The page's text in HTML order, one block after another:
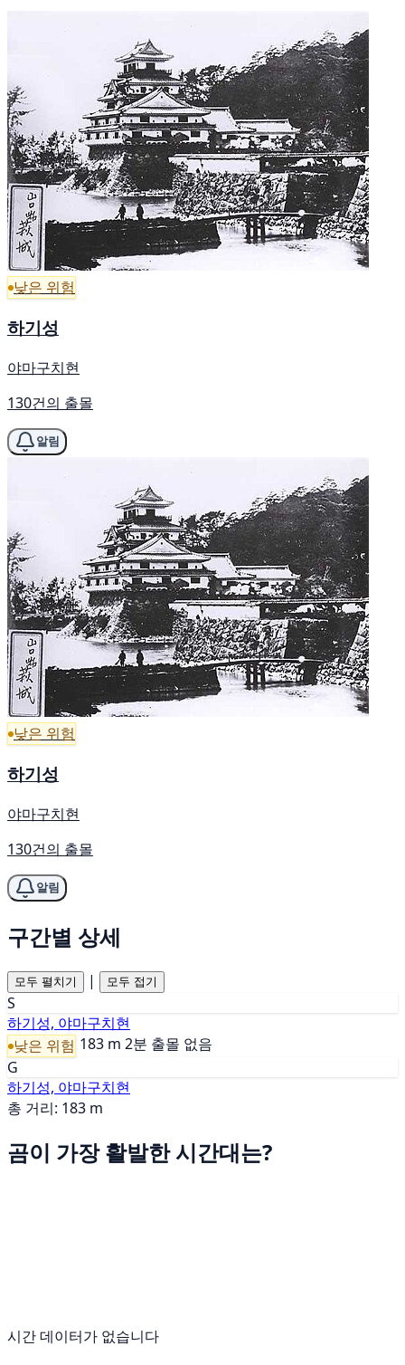
낮은 위험
하기성
야마구치현
130건의 출몰
알림
낮은 위험
하기성
야마구치현
130건의 출몰
알림
구간별 상세
모두 펼치기 | 모두 접기
S
하기성, 야마구치현
낮은 위험 183 m 2분 출몰 없음
G
하기성, 야마구치현
총 거리: 183 m
곰이 가장 활발한 시간대는?
시간 데이터가 없습니다